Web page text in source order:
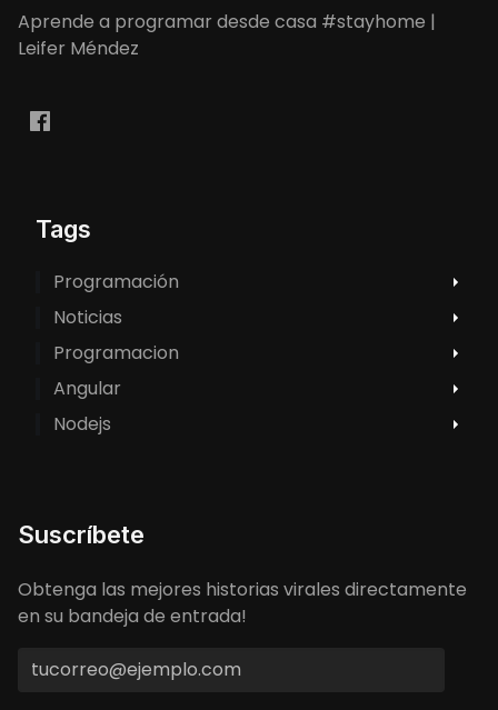
Aprende a programar desde casa #stayhome |
Leifer Méndez
Tags
Programación
Noticias
Programacion
Angular
Nodejs
Suscríbete
Obtenga las mejores historias virales directamente
en su bandeja de entrada!